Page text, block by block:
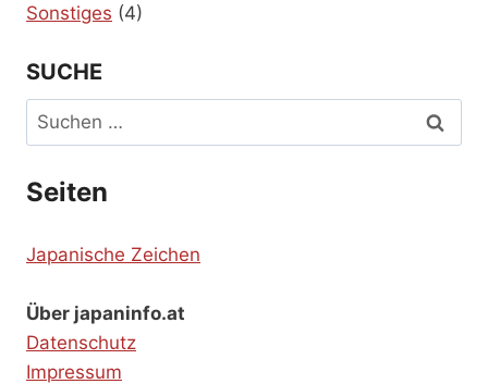
Sonstiges (4)
SUCHE
Suchen
nach:
Seiten
Japanische Zeichen
Über japaninfo.at
Datenschutz
Impressum